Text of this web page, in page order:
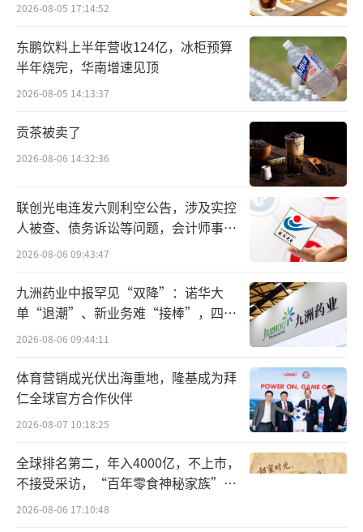
不同的是，对发行股份的数量、发行价格
进行了调整，直接影响的是上市公司募集资金
数额。
次为4.25元/股），向西藏博鑫发行1.05亿股-1.
78亿股，募集资金总额4.19亿元-7.10亿元，扣
除发行费用后，全部用于补充流动资金。
根据测算，交易完成后，张金成直接和间
接控制的表决权比例约为16.33%-23.77%，对
上市公司实现控制。
近年来，群兴玩具命运多舛，先后面临原
实控人王叁寿非经营性资金占用、陷入个人债
务及股权纠纷被法院列为失信被执行人、间接
控制公司股份陆续被动减持等因素，导致公司
决策执行效率低下、缺乏有力引领及支持、资
本运作空间及融资渠道被无形压缩。
自2020年4月以来，公司股票先后触及其他
风险警示及退市风险警示。
2026-08-05 17:14:52
东鹏饮料上半年营收124亿，冰柜预算
半年烧完，华南增速见顶
2026-08-05 14:13:37
贡茶被卖了
2026-08-06 14:32:36
联创光电连发六则利空公告，涉及实控
人被查、债务诉讼等问题，会计师事务
所曾出具“保留意见”
2026-08-06 09:43:47
九洲药业中报罕见“双降”：诺华大
单“退潮”、新业务难“接棒”，四大
难关待闯
2026-08-06 09:44:11
体育营销成光伏出海重地，隆基成为拜
仁全球官方合作伙伴
2026-08-07 10:18:25
全球排名第二，年入4000亿，不上市，
不接受采访，“百年零食神秘家族”浮
出水面？
2026-08-06 17:10:48